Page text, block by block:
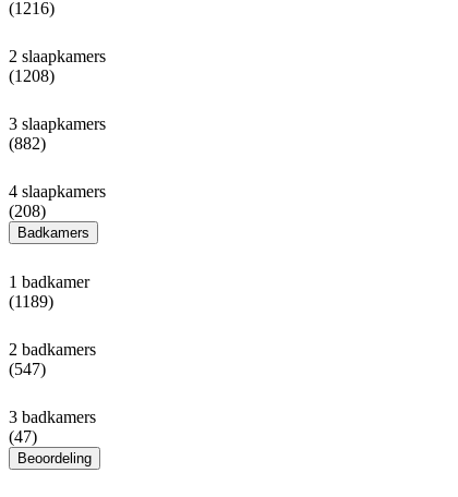
(1216)
2 slaapkamers
(1208)
3 slaapkamers
(882)
4 slaapkamers
(208)
Badkamers
1 badkamer
(1189)
2 badkamers
(547)
3 badkamers
(47)
Beoordeling